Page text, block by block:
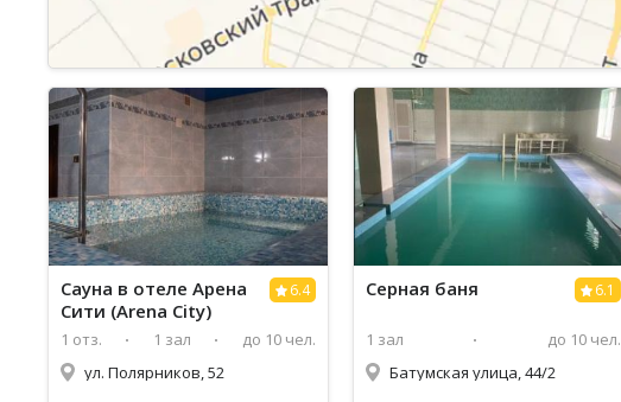
6.4
Сауна в отеле Арена
Сити (Arena City)
1 отз. 1 зал
до 10 чел.
ул. Полярников, 52
6.1
Серная баня
1 зал
до 10 чел.
Батумская улица, 44/2